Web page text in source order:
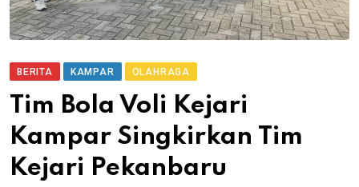
BERITA KAMPAR OLAHRAGA
Tim Bola Voli Kejari
Kampar Singkirkan Tim
Kejari Pekanbaru